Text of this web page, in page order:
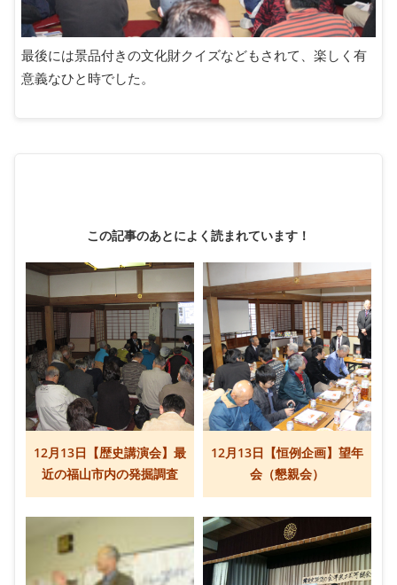
最後には景品付きの文化財クイズなどもされて、楽しく有
意義なひと時でした。
この記事のあとによく読まれています！
12月13日【歴史講演会】最
近の福山市内の発掘調査
12月13日【恒例企画】望年
会（懇親会）